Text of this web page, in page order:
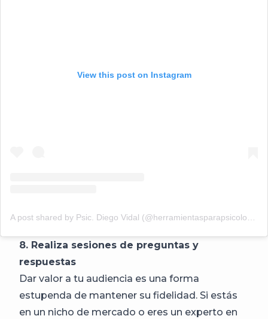
View this post on Instagram
8. Realiza sesiones de preguntas y
respuestas
Dar valor a tu audiencia es una forma
estupenda de mantener su fidelidad. Si estás
en un nicho de mercado o eres un experto en